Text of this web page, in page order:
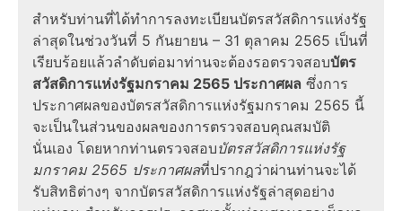
สำหรับท่านที่ได้ทำการลงทะเบียนบัตรสวัสดิการแห่งรัฐ
ล่าสุดในช่วงวันที่ 5 กันยายน – 31 ตุลาคม 2565 เป็นที่
เรียบร้อยแล้วลำดับต่อมาท่านจะต้องรอตรวจสอบบัตร
สวัสดิการแห่งรัฐมกราคม 2565 ประกาศผล ซึ่งการ
ประกาศผลของบัตรสวัสดิการแห่งรัฐมกราคม 2565 นี้
จะเป็นในส่วนของผลของการตรวจสอบคุณสมบัติ
นั่นเอง โดยหากท่านตรวจสอบบัตรสวัสดิการแห่งรัฐ
มกราคม 2565 ประกาศผลที่ปรากฎว่าผ่านท่านจะได้
รับสิทธิต่างๆ จากบัตรสวัสดิการแห่งรัฐล่าสุดอย่าง